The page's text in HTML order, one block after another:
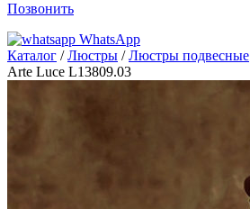
Позвонить
WhatsApp
Каталог /Люстры /Люстры подвесные
Arte Luce L13809.03